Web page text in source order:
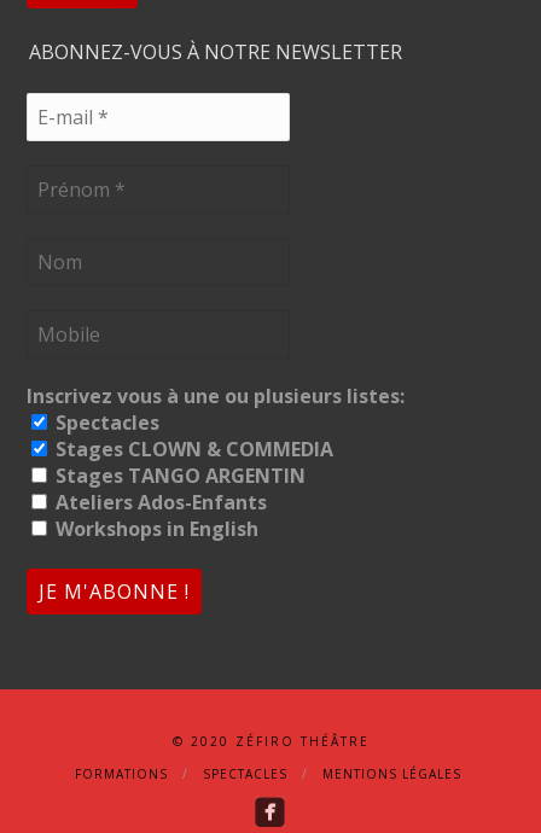
ABONNEZ-VOUS À NOTRE NEWSLETTER
Inscrivez vous à une ou plusieurs listes:
Spectacles
Stages CLOWN & COMMEDIA
Stages TANGO ARGENTIN
Ateliers Ados-Enfants
Workshops in English
© 2020 ZÉFIRO THÉÂTRE
FORMATIONS
SPECTACLES MENTIONS LÉGALES